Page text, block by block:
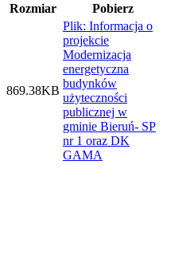
Rozmiar Pobierz
869.38KB
Plik: Informacja o
projekcie
Modernizacja
energetyczna
budynków
użyteczności
publicznej w
gminie Bieruń- SP
nr 1 oraz DK
GAMA